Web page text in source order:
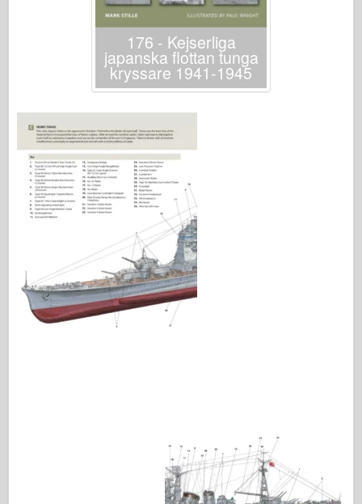
Satserna
176 - Kejserliga
japanska flottan tunga
kryssare 1941-1945